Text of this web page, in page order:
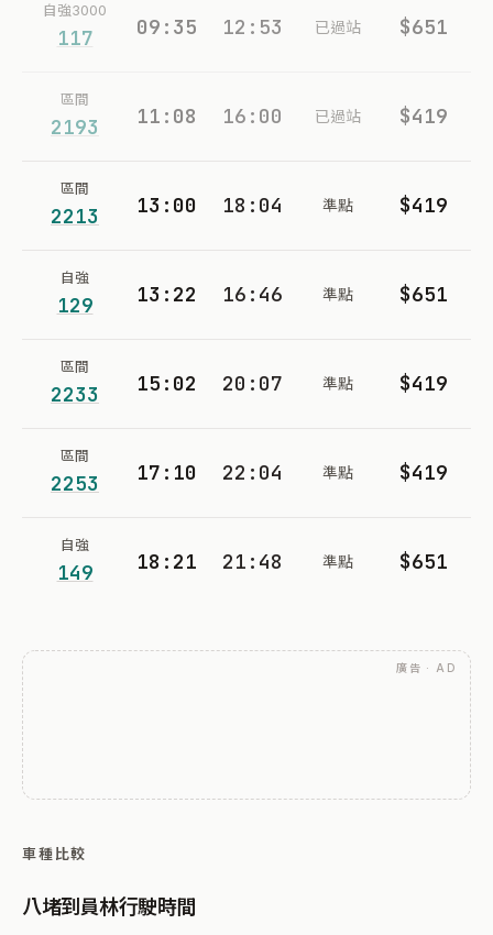
自強3000
117 09:35 12:53 已過站 $651
區間
2193 11:08 16:00 已過站 $419
區間
2213 13:00 18:04 準點 $419
自強
129 13:22 16:46 準點 $651
區間
2233 15:02 20:07 準點 $419
區間
2253 17:10 22:04 準點 $419
自強
149 18:21 21:48 準點 $651
廣告 · AD
車種比較
八堵到員林行駛時間